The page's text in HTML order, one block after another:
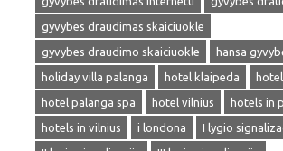
gyvybes draudimas skaiciuokle
gyvybes draudimo skaiciuokle
hansa
holiday villa palanga
hotel klaipeda
hotel palanga spa
hotel vilnius
hotels in
hotels in vilnius
i londona
I lygio